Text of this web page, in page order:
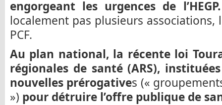
engorgeant les urgences de l’HEGP.
localement pas plusieurs associations,
PCF.
Au plan national, la récente loi
régionales de santé (ARS),
nouvelles prérogatives («
») pour détruire l’offre publique de